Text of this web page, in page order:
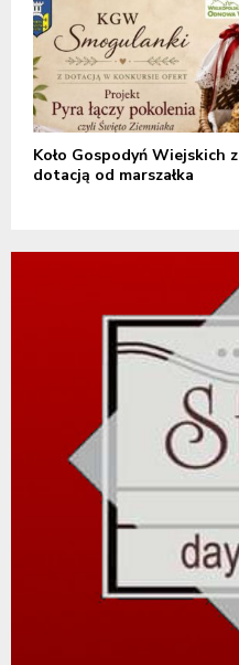
Koło Gospodyń Wiejskich z
dotacją od marszałka